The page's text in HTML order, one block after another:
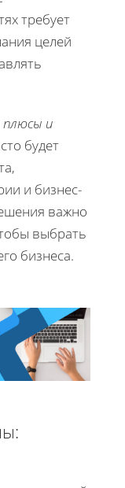
требует
целей
плюсы и
будет
и бизнес-
важно
выбрать
бизнеса.